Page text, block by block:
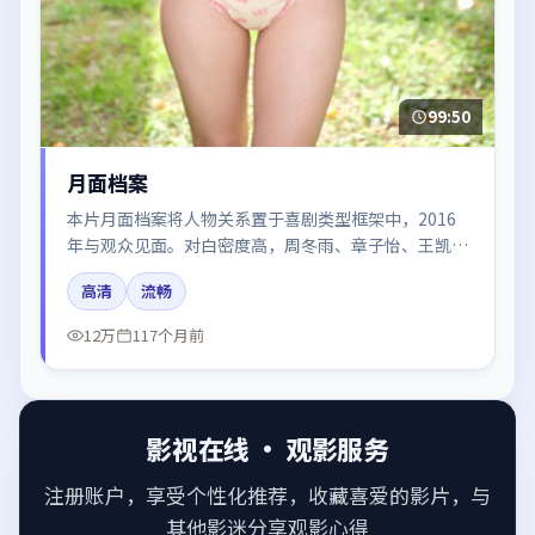
99:50
月面档案
本片月面档案将人物关系置于喜剧类型框架中，2016
年与观众见面。对白密度高，周冬雨、章子怡、王凯、
白宇的台词节奏值得关注；整体气质偏英国都市与冷色
调摄影。
高清
流畅
12万
117个月前
影视在线 · 观影服务
注册账户，享受个性化推荐，收藏喜爱的影片，与
其他影迷分享观影心得